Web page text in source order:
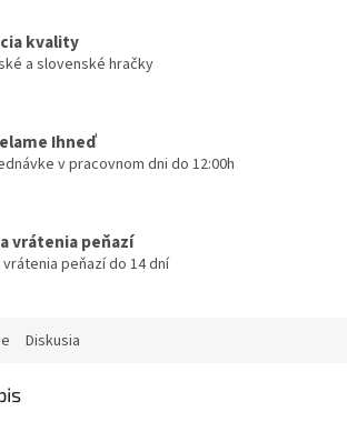
kvality
a slovenské hračky
Ihneď
v pracovnom dni do 12:00h
vrátenia peňazí
vrátenia peňazí do 14 dní
Diskusia